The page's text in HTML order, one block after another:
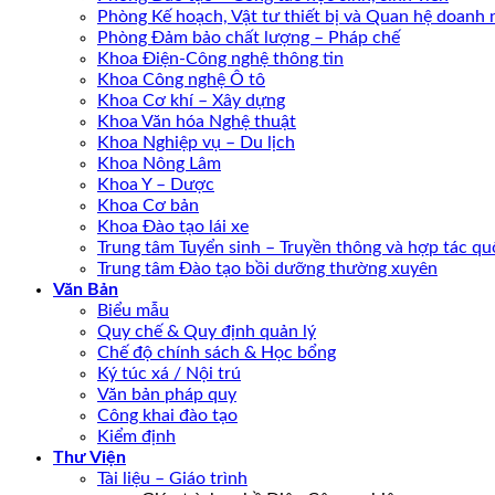
Phòng Kế hoạch, Vật tư thiết bị và Quan hệ doanh
Phòng Đảm bảo chất lượng – Pháp chế
Khoa Điện-Công nghệ thông tin
Khoa Công nghệ Ô tô
Khoa Cơ khí – Xây dựng
Khoa Văn hóa Nghệ thuật
Khoa Nghiệp vụ – Du lịch
Khoa Nông Lâm
Khoa Y – Dược
Khoa Cơ bản
Khoa Đào tạo lái xe
Trung tâm Tuyển sinh – Truyền thông và hợp tác
Trung tâm Đào tạo bồi dưỡng thường xuyên
Văn Bản
Biểu mẫu
Quy chế & Quy định quản lý
Chế độ chính sách & Học bổng
Ký túc xá / Nội trú
Văn bản pháp quy
Công khai đào tạo
Kiểm định
Thư Viện
Tài liệu – Giáo trình